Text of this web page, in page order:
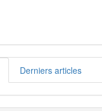
Derniers articles